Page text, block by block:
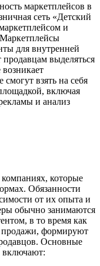
маркетплейсов в
сеть «Детский
и
для внутренней
выделяться
взять на себя
включая
и анализ
которые
Обязанности
от их опыта и
обычно занимаются
в то время как
формируют
Основные
включают: